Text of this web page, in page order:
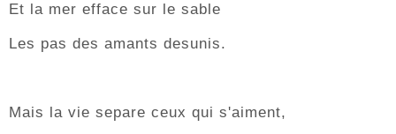
Et la mer efface sur le sable
Les pas des amants desunis.
Mais la vie separe ceux qui s'aiment,